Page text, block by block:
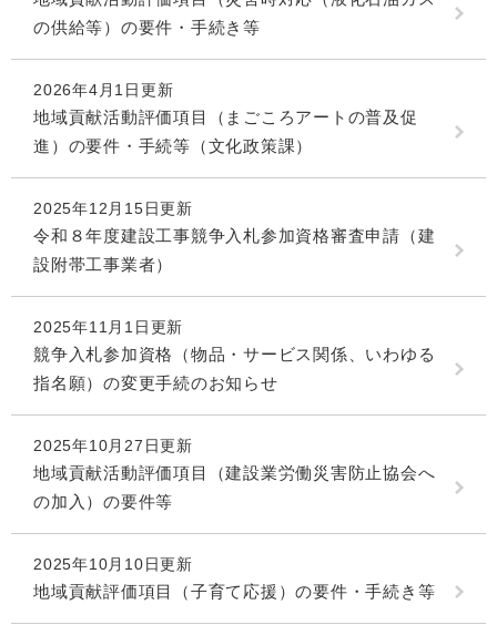
の供給等）の要件・手続き等
2026年4月1日更新
地域貢献活動評価項目（まごころアートの普及促
進）の要件・手続等（文化政策課）
2025年12月15日更新
令和８年度建設工事競争入札参加資格審査申請（建
設附帯工事業者）
2025年11月1日更新
競争入札参加資格（物品・サービス関係、いわゆる
指名願）の変更手続のお知らせ
2025年10月27日更新
地域貢献活動評価項目（建設業労働災害防止協会へ
の加入）の要件等
2025年10月10日更新
地域貢献評価項目（子育て応援）の要件・手続き等